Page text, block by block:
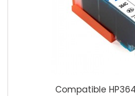
Compatible